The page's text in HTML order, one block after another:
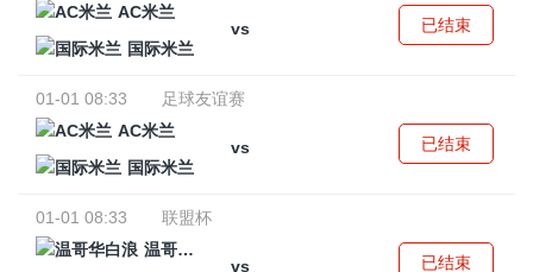
AC米兰
vs
国际米兰
已结束
01-01 08:33
足球友谊赛
AC米兰
vs
国际米兰
已结束
01-01 08:33
联盟杯
温哥华白浪
vs
已结束